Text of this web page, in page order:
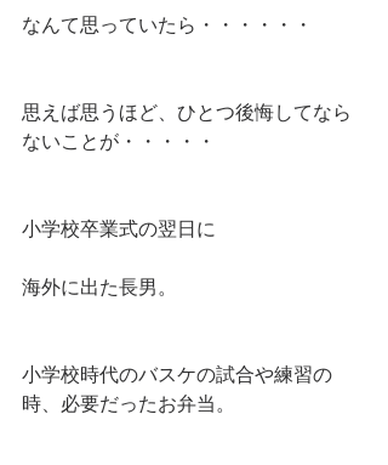
なんて思っていたら・・・・・・
思えば思うほど、ひとつ後悔してなら
ないことが・・・・・
小学校卒業式の翌日に
海外に出た長男。
小学校時代のバスケの試合や練習の
時、必要だったお弁当。